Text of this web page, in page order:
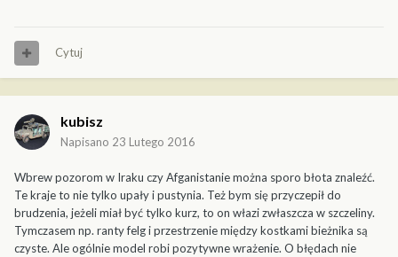
Cytuj
kubisz
Napisano 23 Lutego 2016
Wbrew pozorom w Iraku czy Afganistanie można sporo błota znaleźć.
Te kraje to nie tylko upały i pustynia. Też bym się przyczepił do
brudzenia, jeżeli miał być tylko kurz, to on włazi zwłaszcza w szczeliny.
Tymczasem np. ranty felg i przestrzenie między kostkami bieżnika są
czyste. Ale ogólnie model robi pozytywne wrażenie. O błędach nie